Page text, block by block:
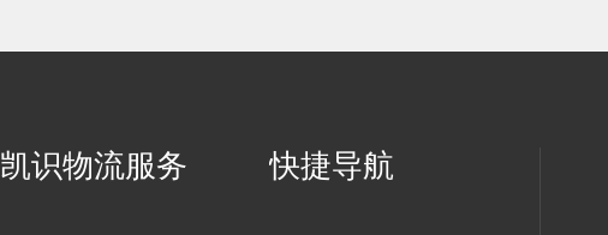
凯识物流服务 快捷导航